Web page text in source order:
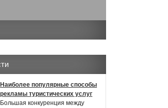
Наиболее популярные способы
рекламы туристических услуг
Большая конкуренция между